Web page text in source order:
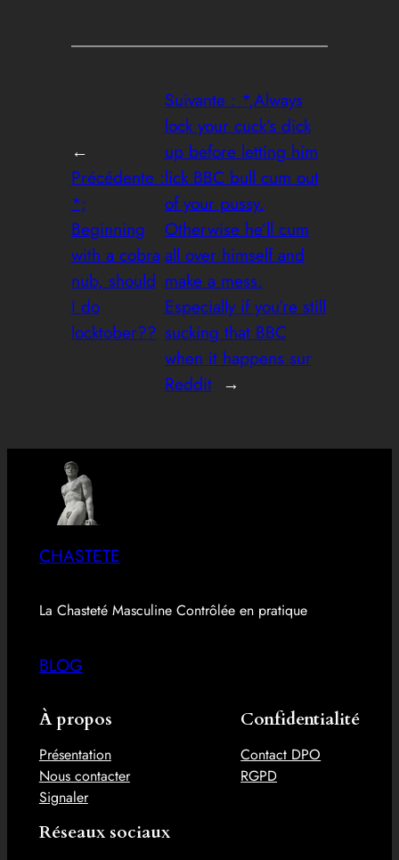
←
Précédente :
*;
Beginning
with a cobra
nub, should
I do
locktober??
Suivante : *,Always
lock your cuck’s dick
up before letting him
lick BBC bull cum out
of your pussy.
Otherwise he’ll cum
all over himself and
make a mess.
Especially if you’re still
sucking that BBC
when it happens sur
Reddit →
CHASTETE
La Chasteté Masculine Contrôlée en pratique
BLOG
À propos
Présentation
Nous contacter
Signaler
Confidentialité
Contact DPO
RGPD
Réseaux sociaux